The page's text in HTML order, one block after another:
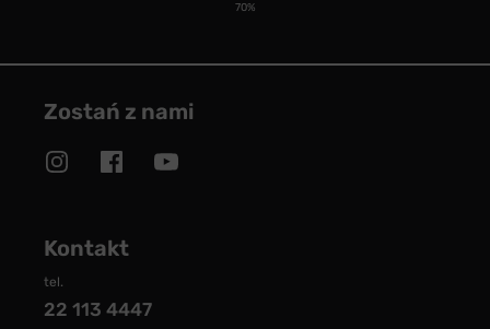
70%
Zostań z nami
Kontakt
tel.
22 113 4447